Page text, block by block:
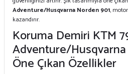
Adventure/Husqvarna Norden 901,
kazandırır.
Koruma Demiri KTM
Adventure/
Öne Çıkan Özellikler